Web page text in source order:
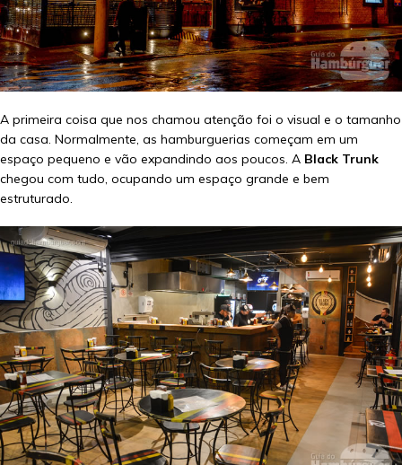
A primeira coisa que nos chamou atenção foi o visual e o tamanho
da casa. Normalmente, as hamburguerias começam em um
espaço pequeno e vão expandindo aos poucos. A Black Trunk
chegou com tudo, ocupando um espaço grande e bem
estruturado.